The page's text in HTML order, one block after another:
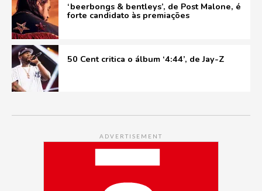
‘beerbongs & bentleys’, de Post Malone, é
forte candidato às premiações
50 Cent critica o álbum ‘4:44’, de Jay-Z
ADVERTISEMENT